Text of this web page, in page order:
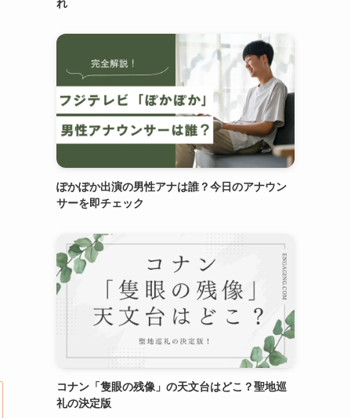
れ
ぽかぽか出演の男性アナは誰？今日のアナウン
サーを即チェック
コナン「隻眼の残像」の天文台はどこ？聖地巡
礼の決定版